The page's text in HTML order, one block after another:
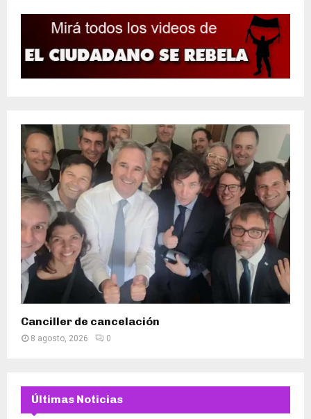
Canciller de cancelación
8 agosto, 2026 0
Últimas Noticias